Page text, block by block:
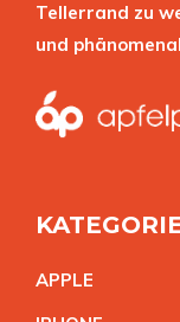
Tellerrand zu
und
APPLE